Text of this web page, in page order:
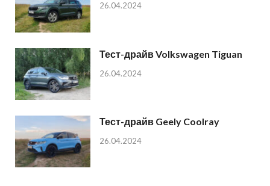
26.04.2024
Тест-драйв Volkswagen Tiguan
26.04.2024
Тест-драйв Geely Coolray
26.04.2024